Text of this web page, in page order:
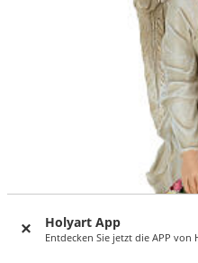
Holyart App
Entdecken Sie jetzt die APP von